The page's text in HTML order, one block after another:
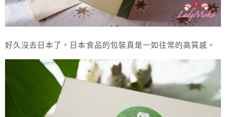
好久沒去日本了，日本食品的包裝真是一如往常的高質感。